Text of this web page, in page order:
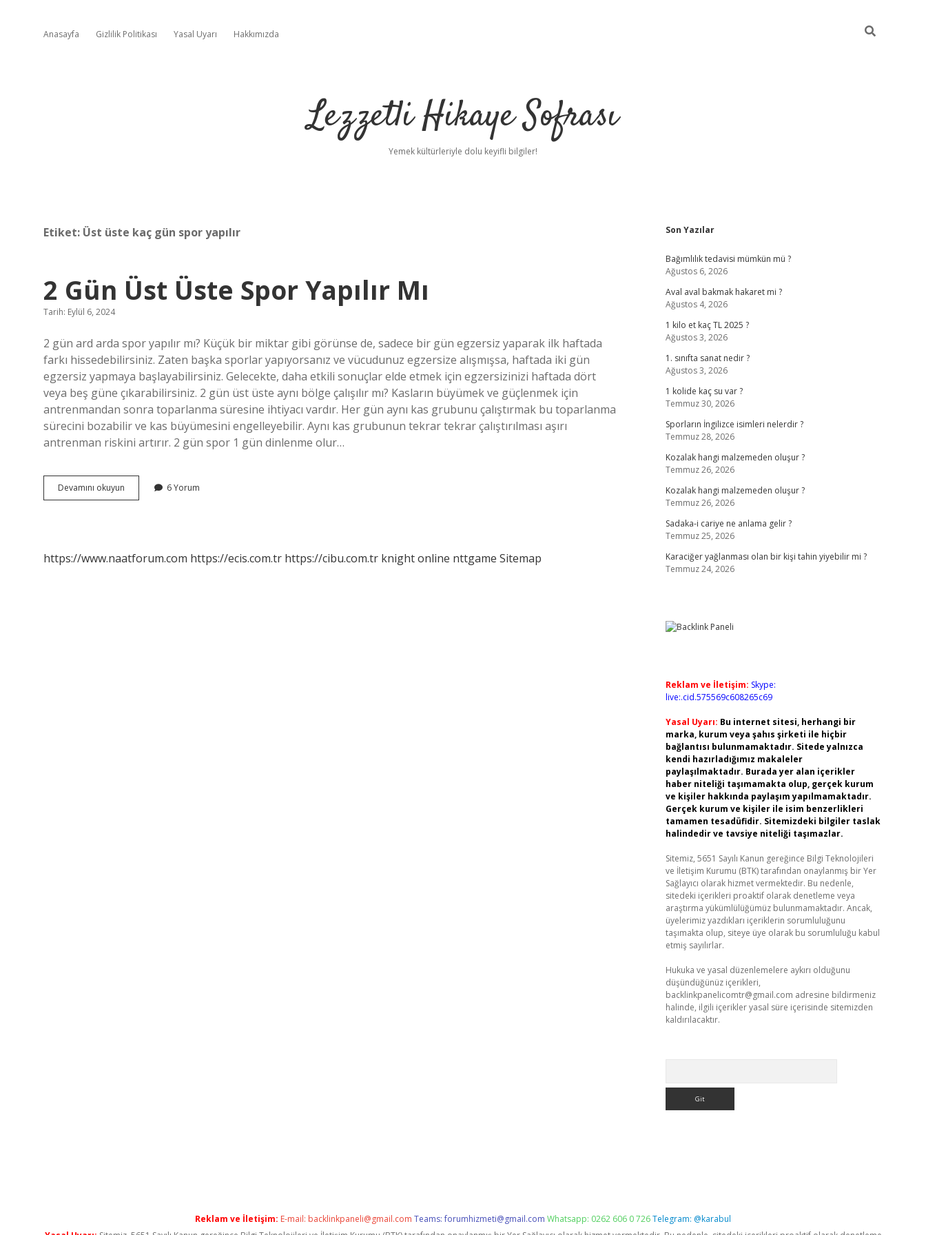
Anasayfa Gizlilik Politikası Yasal Uyarı Hakkımızda
Lezzetli Hikaye Sofrası
Yemek kültürleriyle dolu keyifli bilgiler!
Etiket: Üst üste kaç gün spor yapılır
2 Gün Üst Üste Spor Yapılır Mı
Tarih: Eylül 6, 2024
2 gün ard arda spor yapılır mı? Küçük bir miktar gibi görünse de, sadece bir gün egzersiz yaparak ilk haftada
farkı hissedebilirsiniz. Zaten başka sporlar yapıyorsanız ve vücudunuz egzersize alışmışsa, haftada iki gün
egzersiz yapmaya başlayabilirsiniz. Gelecekte, daha etkili sonuçlar elde etmek için egzersizinizi haftada dört
veya beş güne çıkarabilirsiniz. 2 gün üst üste aynı bölge çalışılır mı? Kasların büyümek ve güçlenmek için
antrenmandan sonra toparlanma süresine ihtiyacı vardır. Her gün aynı kas grubunu çalıştırmak bu toparlanma
sürecini bozabilir ve kas büyümesini engelleyebilir. Aynı kas grubunun tekrar tekrar çalıştırılması aşırı
antrenman riskini artırır. 2 gün spor 1 gün dinlenme olur…
Devamını okuyun
Gün
Mı
6 Yorum
https://www.naatforum.com https://ecis.com.tr https://cibu.com.tr knight online nttgame Sitemap
Sidebar
Son Yazılar
Bağımlılık tedavisi mümkün mü ?
Ağustos 6, 2026
Aval aval bakmak hakaret mi ?
Ağustos 4, 2026
1 kilo et kaç TL 2025 ?
Ağustos 3, 2026
1. sınıfta sanat nedir ?
Ağustos 3, 2026
1 kolide kaç su var ?
Temmuz 30, 2026
Sporların İngilizce isimleri nelerdir ?
Temmuz 28, 2026
Kozalak hangi malzemeden oluşur ?
Temmuz 26, 2026
Kozalak hangi malzemeden oluşur ?
Temmuz 26, 2026
Sadaka-i cariye ne anlama gelir ?
Temmuz 25, 2026
Karaciğer yağlanması olan bir kişi tahin yiyebilir mi ?
Temmuz 24, 2026
Reklam ve İletişim: Skype:
live:.cid.575569c608265c69
Yasal Uyarı: Bu internet sitesi, herhangi bir
marka, kurum veya şahıs şirketi ile hiçbir
bağlantısı bulunmamaktadır. Sitede yalnızca
kendi hazırladığımız makaleler
paylaşılmaktadır. Burada yer alan içerikler
haber niteliği taşımamakta olup, gerçek kurum
ve kişiler hakkında paylaşım yapılmamaktadır.
Gerçek kurum ve kişiler ile isim benzerlikleri
tamamen tesadüfidir. Sitemizdeki bilgiler taslak
halindedir ve tavsiye niteliği taşımazlar.
Sitemiz, 5651 Sayılı Kanun gereğince Bilgi Teknolojileri
ve İletişim Kurumu (BTK) tarafından onaylanmış bir Yer
Sağlayıcı olarak hizmet vermektedir. Bu nedenle,
sitedeki içerikleri proaktif olarak denetleme veya
araştırma yükümlülüğümüz bulunmamaktadır. Ancak,
üyelerimiz yazdıkları içeriklerin sorumluluğunu
taşımakta olup, siteye üye olarak bu sorumluluğu kabul
etmiş sayılırlar.
Hukuka ve yasal düzenlemelere aykırı olduğunu
düşündüğünüz içerikleri,
backlinkpanelicomtr@gmail.com adresine bildirmeniz
halinde, ilgili içerikler yasal süre içerisinde sitemizden
kaldırılacaktır.
Reklam ve İletişim: E-mail: backlinkpaneli@gmail.com Teams:forumhizmeti@gmail.com Whatsapp: 0262 606 0 726Telegram: @karabul